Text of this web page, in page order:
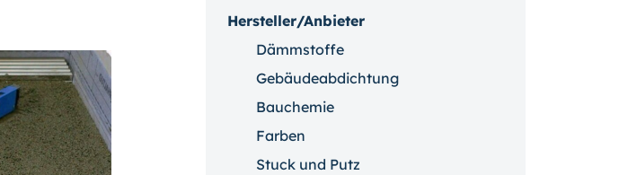
Hersteller/Anbieter
Dämmstoffe
Gebäudeabdichtung
Bauchemie
Farben
Stuck und Putz